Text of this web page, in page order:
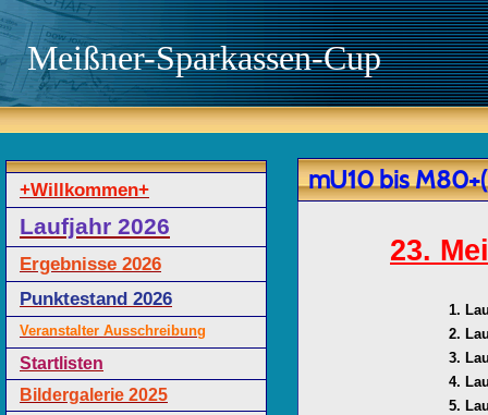
Meißner-Sparkassen-Cup
+Willkommen+
Laufjahr 2026
Ergebnisse 2026
Punktestand 2026
Veranstalter Ausschreibung
Startlisten
Bildergalerie 2025
mU10 bis
23.
1.
2.
3.
4.
5.